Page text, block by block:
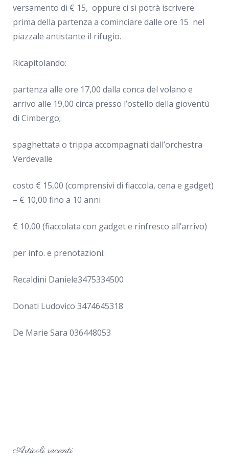
versamento di € 15, oppure ci si potrà iscrivere
prima della partenza a cominciare dalle ore 15 nel
piazzale antistante il rifugio.
Ricapitolando:
partenza alle ore 17,00 dalla conca del volano e
arrivo alle 19,00 circa presso l’ostello della gioventù
di Cimbergo;
spaghettata o trippa accompagnati dall’orchestra
Verdevalle
costo € 15,00 (comprensivi di fiaccola, cena e gadget)
– € 10,00 fino a 10 anni
€ 10,00 (fiaccolata con gadget e rinfresco all’arrivo)
per info. e prenotazioni:
Recaldini Daniele3475334500
Donati Ludovico 3474645318
De Marie Sara 036448053
Articoli recenti